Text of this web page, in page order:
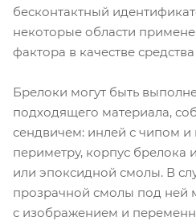
бесконтактный
некоторые области
фактора в качестве
Брелоки могут быть
подходящего материала,
сендвичем: инлей с чипом
периметру, корпус брелока
или эпоксидной смолы. В
прозрачной смолы под ней
с изображением и